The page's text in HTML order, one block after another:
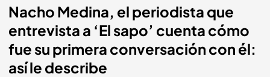
Nacho Medina, el periodista que
entrevista a ‘El sapo’ cuenta cómo
fue su primera conversación con él:
así le describe